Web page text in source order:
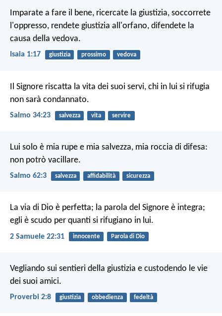
Imparate a fare il bene, ricercate la giustizia, soccorrete
l'oppresso, rendete giustizia all'orfano, difendete la
causa della vedova.
Isaia 1:17 giustizia prossimo vedova
Il Signore riscatta la vita dei suoi servi, chi in lui si rifugia
non sarà condannato.
Salmo 34:23 salvezza vita servire
Lui solo è mia rupe e mia salvezza, mia roccia di difesa:
non potrò vacillare.
Salmo 62:3 salvezza affidabilità sicurezza
La via di Dio è perfetta; la parola del Signore è integra;
egli è scudo per quanti si rifugiano in lui.
2 Samuele 22:31 innocente Parola di Dio
Vegliando sui sentieri della giustizia e custodendo le vie
dei suoi amici.
Proverbi 2:8 giustizia obbedienza fedeltà